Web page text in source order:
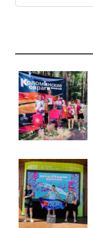
o
as
s
ni
ki